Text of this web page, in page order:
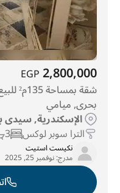
2,800,000
EGP
شقة
بحرى, ميامي
الإسكندرية,
الترا سوبر لوكس 3
نكيست استيت
مدرج:نوفمبر 25, 2025